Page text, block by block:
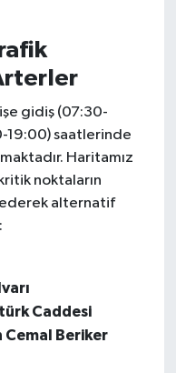
gidiş (07:30-
19:00) saatlerinde
Haritamız
noktaların
ederek alternatif
Caddesi
Cemal Beriker